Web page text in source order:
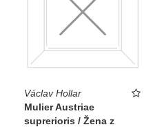
Václav Hollar
Mulier Austriae
suprerioris / Žena z